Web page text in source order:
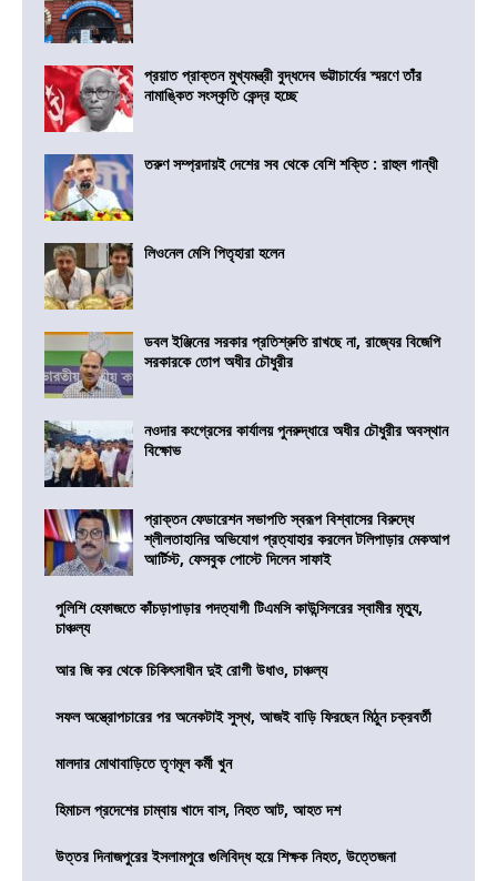
প্রয়াত প্রাক্তন মুখ্যমন্ত্রী বুদ্ধদেব ভট্টাচার্যের স্মরণে তাঁর
নামাঙ্কিত সংস্কৃতি কেন্দ্র হচ্ছে
তরুণ সম্প্রদায়ই দেশের সব থেকে বেশি শক্তি : রাহুল গান্ধী
লিওনেল মেসি পিতৃহারা হলেন
ডবল ইঞ্জিনের সরকার প্রতিশ্রুতি রাখছে না, রাজ্যের বিজেপি
সরকারকে তোপ অধীর চৌধুরীর
নওদার কংগ্রেসের কার্যালয় পুনরুদ্ধারে অধীর চৌধুরীর অবস্থান
বিক্ষোভ
প্রাক্তন ফেডারেশন সভাপতি স্বরূপ বিশ্বাসের বিরুদ্ধে
শ্লীলতাহানির অভিযোগ প্রত্যাহার করলেন টলিপাড়ার মেকআপ
আর্টিস্ট, ফেসবুক পোস্টে দিলেন সাফাই
পুলিশি হেফাজতে কাঁচড়াপাড়ার পদত্যাগী টিএমসি কাউন্সিলরের স্বামীর মৃত্যু,
চাঞ্চল্য
আর জি কর থেকে চিকিৎসাধীন দুই রোগী উধাও, চাঞ্চল্য
সফল অস্ত্রোপচারের পর অনেকটাই সুস্থ, আজই বাড়ি ফিরছেন মিঠুন চক্রবর্তী
মালদার মোথাবাড়িতে তৃণমূল কর্মী খুন
হিমাচল প্রদেশের চাম্বায় খাদে বাস, নিহত আট, আহত দশ
উত্তর দিনাজপুরের ইসলামপুরে গুলিবিদ্ধ হয়ে শিক্ষক নিহত, উত্তেজনা